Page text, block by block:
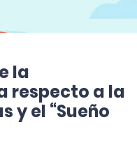
la
respecto a la
y el “Sueño